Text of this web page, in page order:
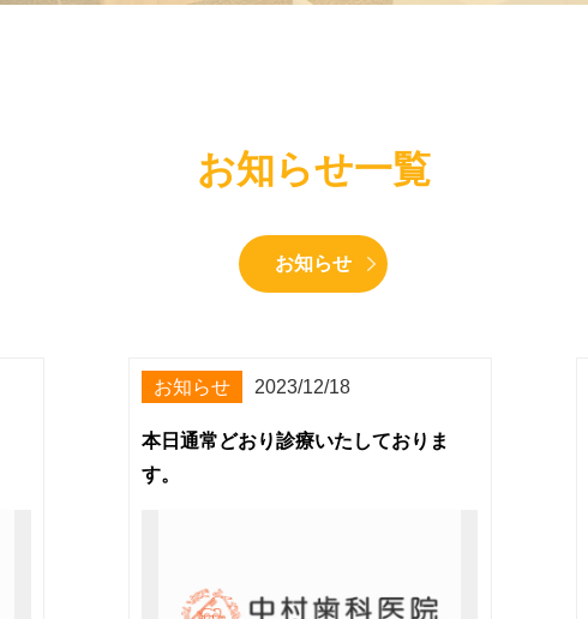
お知らせ一覧
お知らせ
お知らせ 2023/12/18
本日通常どおり診療いたしておりま
す。